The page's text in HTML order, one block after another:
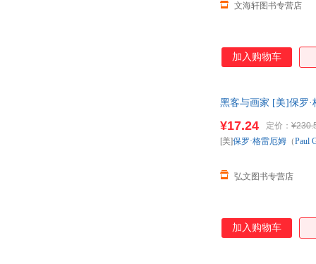
文海轩图书专营店
加入购物车
黑客与画家 [美]保罗·
¥17.24 定价：
弘文图书专营店
[美]保罗·格雷厄姆 （Paul
加入购物车